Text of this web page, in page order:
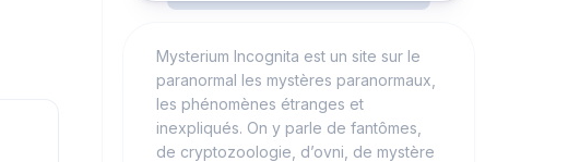
Mysterium Incognita est un site sur le
paranormal les mystères paranormaux,
les phénomènes étranges et
inexpliqués. On y parle de fantômes,
de cryptozoologie, d’ovni, de mystère